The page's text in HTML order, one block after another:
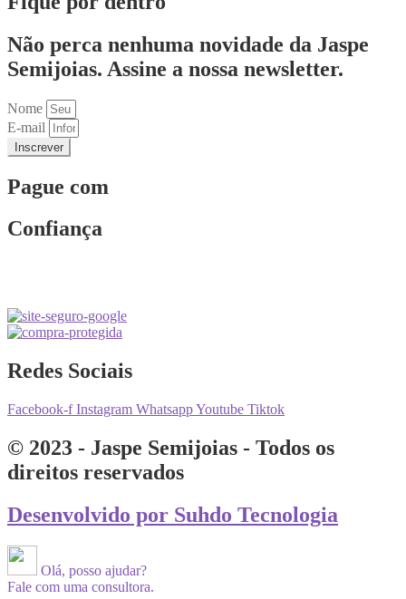
Não perca nenhuma novidade da Jaspe
Semijoias. Assine a nossa newsletter.
Nome
E-mail
Inscrever
Pague com
Confiança
Redes Sociais
Facebook-f Instagram WhatsappYoutube Tiktok
© 2023 - Jaspe Semijoias - Todos os
direitos reservados
Desenvolvido por Suhdo Tecnologia
Olá, posso ajudar?
Fale com uma consultora.